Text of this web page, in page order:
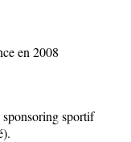
en 2008
sportif